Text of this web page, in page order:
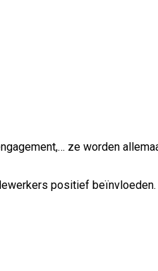
ze worden
positief beïnvloeden.